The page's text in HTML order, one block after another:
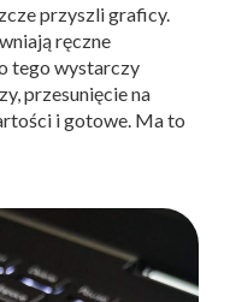
przyszli graficy.
ręczne
tego wystarczy
przesunięcie na
i gotowe. Ma to